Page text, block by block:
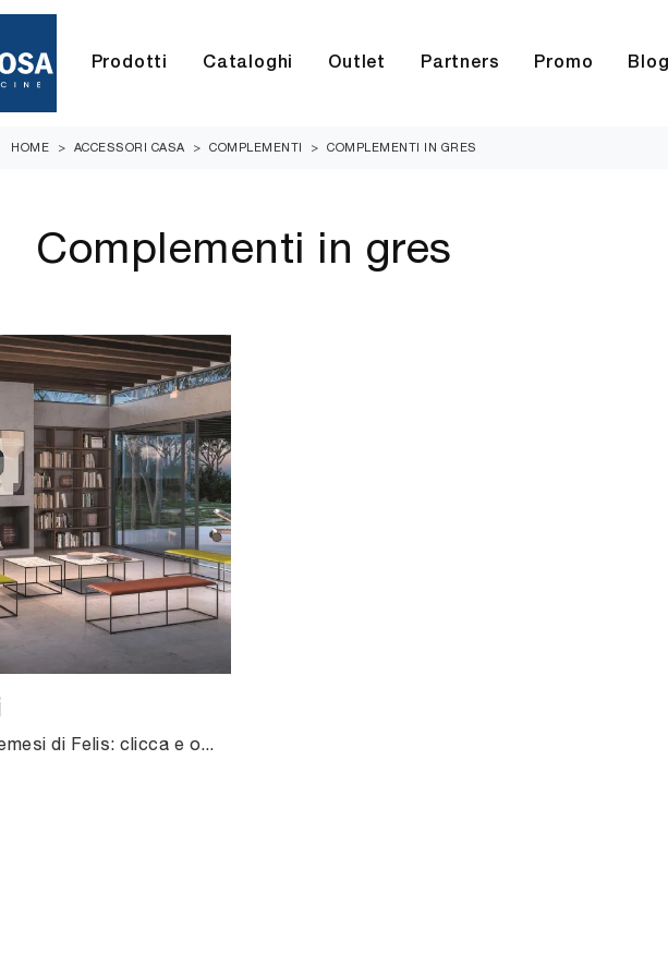
Prodotti Cataloghi Outlet Partners Promo Blog
HOME > ACCESSORI CASA > COMPLEMENTI > COMPLEMENTI IN GRES
Complementi in gres
Tavolino Nemesi di Felis: clicca e ottieni informazioni sui Complementi e tavolini moderni in gres del noto e rinomato marchio!